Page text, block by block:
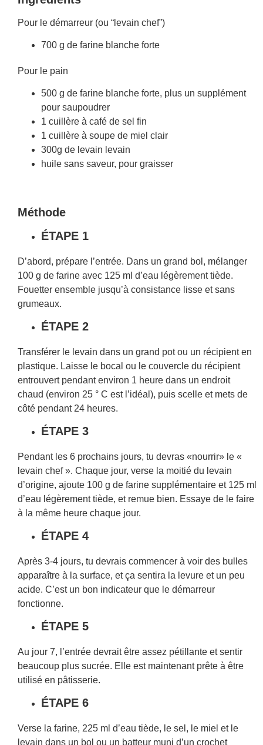
Pour le démarreur (ou “levain chef”)
700 g de farine blanche forte
Pour le pain
500 g de farine blanche forte, plus un supplément
pour saupoudrer
1 cuillère à café de sel fin
1 cuillère à soupe de miel clair
300g de levain levain
huile sans saveur, pour graisser
Méthode
ÉTAPE 1
D’abord, prépare l’entrée. Dans un grand bol, mélanger
100 g de farine avec 125 ml d’eau légèrement tiède.
Fouetter ensemble jusqu’à consistance lisse et sans
grumeaux.
ÉTAPE 2
Transférer le levain dans un grand pot ou un récipient en
plastique. Laisse le bocal ou le couvercle du récipient
entrouvert pendant environ 1 heure dans un endroit
chaud (environ 25 ° C est l’idéal), puis scelle et mets de
côté pendant 24 heures.
ÉTAPE 3
Pendant les 6 prochains jours, tu devras «nourrir» le «
levain chef ». Chaque jour, verse la moitié du levain
d’origine, ajoute 100 g de farine supplémentaire et 125 ml
d’eau légèrement tiède, et remue bien. Essaye de le faire
à la même heure chaque jour.
ÉTAPE 4
Après 3-4 jours, tu devrais commencer à voir des bulles
apparaître à la surface, et ça sentira la levure et un peu
acide. C’est un bon indicateur que le démarreur
fonctionne.
ÉTAPE 5
Au jour 7, l’entrée devrait être assez pétillante et sentir
beaucoup plus sucrée. Elle est maintenant prête à être
utilisé en pâtisserie.
ÉTAPE 6
Verse la farine, 225 ml d’eau tiède, le sel, le miel et le
levain dans un bol ou un batteur muni d’un crochet